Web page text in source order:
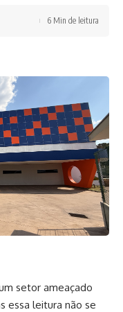
6 Min de leitura
setor ameaçado
essa leitura não se